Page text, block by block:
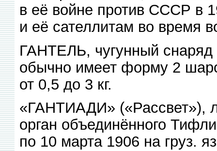
в её войне против СССР в
и её сателлитам во время
ГАНТЕЛЬ, чугунный снаряд
обычно имеет форму 2
от 0,5 до 3 кг.
«ГАНТИАДИ» («Рассвет»),
орган объединённого
по 10 марта 1906 на груз.